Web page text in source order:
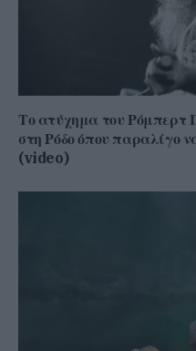
Το ατύχημα του
στη Ρόδο όπου παραλίγο
(video)